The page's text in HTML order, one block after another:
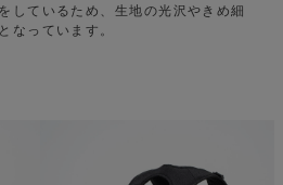
しているため、生地の光沢やきめ細
なっています。